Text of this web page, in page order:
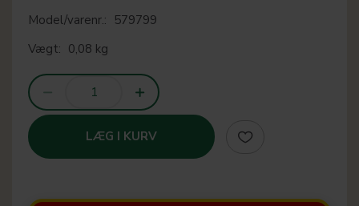
Model/varenr.: 579799
Vægt: 0,08 kg
LÆG I KURV